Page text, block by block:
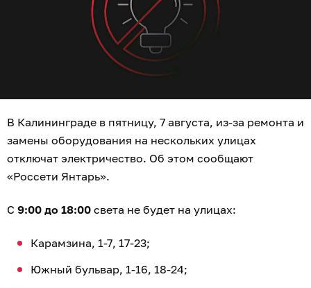
В Калининграде в пятницу, 7 августа, из-за ремонта и
замены оборудования на нескольких улицах
отключат электричество. Об этом сообщают
«Россети Янтарь».
С 9:00 до 18:00 света не будет на улицах:
Карамзина, 1-7, 17-23;
Южный бульвар, 1-16, 18-24;